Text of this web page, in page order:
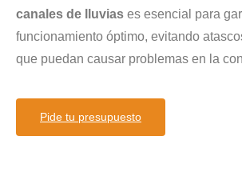
canales de lluvias es esencial para
funcionamiento óptimo, evitando
que puedan causar problemas en la
Pide tu presupuesto